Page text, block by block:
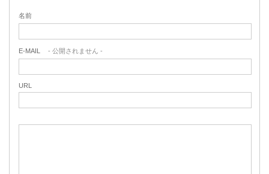
名前
E-MAIL - 公開されません -
URL